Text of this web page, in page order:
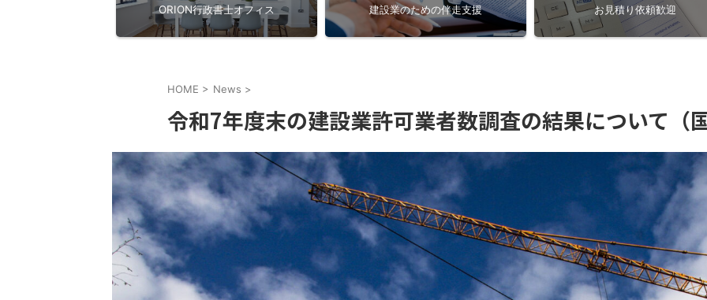
ORION行政書士オフィス 建設業のための伴走支援 お見積り依頼歓迎
HOME > News >
令和7年度末の建設業許可業者数調査の結果について（